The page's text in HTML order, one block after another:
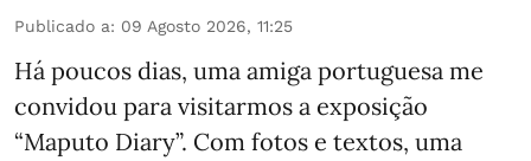
Publicado a: 09 Agosto 2026, 11:25
Há poucos dias, uma amiga portuguesa me
convidou para visitarmos a exposição
“Maputo Diary”. Com fotos e textos, uma